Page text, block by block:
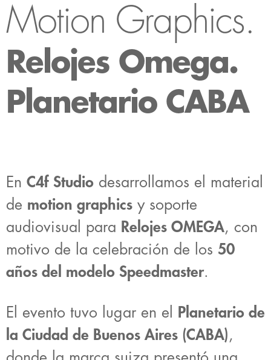
Motion Graphics.
Relojes Omega.
Planetario CABA
En C4f Studio desarrollamos el material
de motion graphics y soporte
audiovisual para Relojes OMEGA, con
motivo de la celebración de los 50
años del modelo Speedmaster.
El evento tuvo lugar en el
Planetario de
la Ciudad de Buenos Aires (CABA) ,